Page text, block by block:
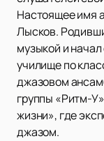
Настоящее имя
Лысков.
музыкой и
училище по
джазовом
группы «Ритм-
жизни», где
джазом.